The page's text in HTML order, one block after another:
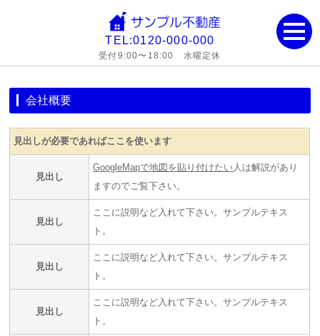
TEL:0120-000-000
受付9:00〜18:00 水曜定休
会社概要
見出しが必要であればここを使います
見出し
GoogleMapで地図を貼り付けたい 人は解説があり
ますのでご覧下さい。
見出し
ここに説明など入れて下さい。サンプルテキス
ト。
見出し
ここに説明など入れて下さい。サンプルテキス
ト。
見出し
ここに説明など入れて下さい。サンプルテキス
ト。